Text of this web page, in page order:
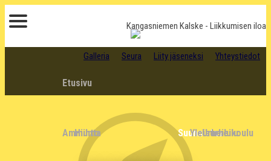
Kangasniemen Kalske - Liikkumisen iloa
Galleria Seura Liity jäseneksi Yhteystiedot
Etusivu
Ammunta
Hiihto Suunnistus
Yleisurheilu
Urheilukoulu